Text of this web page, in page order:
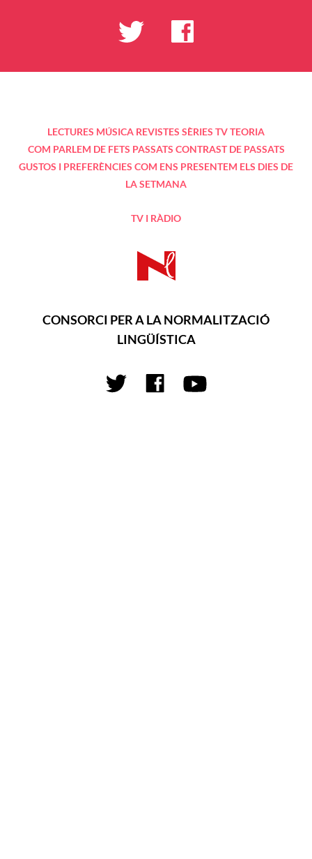
LECTURES MÚSICA REVISTES SÈRIES TVTEORIA
COM PARLEM DE FETS PASSATS CONTRAST DE PASSATS
GUSTOS I PREFERÈNCIES COM ENS PRESENTEM ELS DIES DE
LA SETMANA
TV I RÀDIO
CONSORCI PER A LA NORMALITZACIÓ
LINGÜÍSTICA